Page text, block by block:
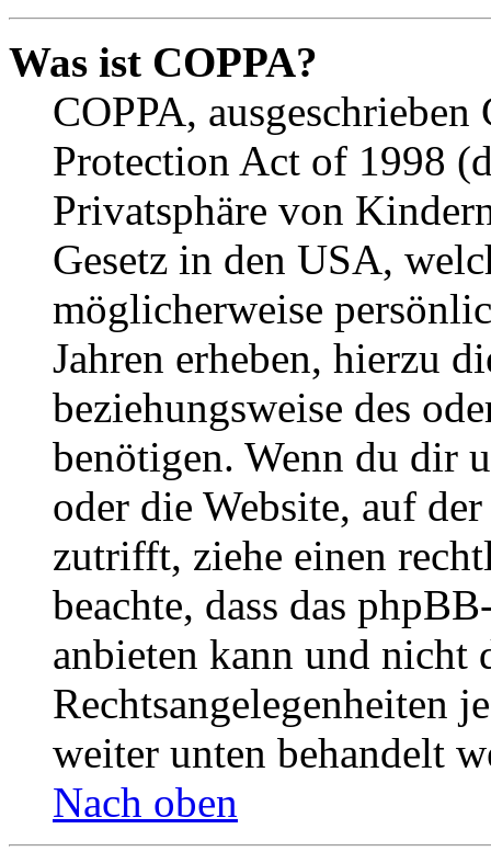
Was ist COPPA?
COPPA,
Protection Act of 1998
Privatsphäre von
Gesetz in den USA,
möglicherweise
Jahren erheben, hierzu
beziehungsweise des
benötigen. Wenn du dir
oder die Website, auf
zutrifft, ziehe einen
beachte, dass das
anbieten kann und nicht
Rechtsangelegenheiten
weiter unten behandelt
Nach oben